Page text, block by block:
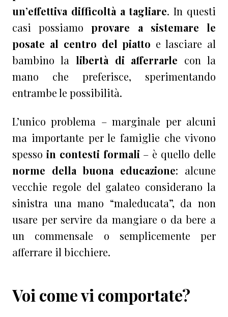
un’effettiva difficoltà a tagliare. In questi
casi possiamoprovare a sistemare le
posate al centro del piatto e lasciare al
bambino la libertà di afferrarle con la
mano che preferisce, sperimentando
entrambe le possibilità.
L’unico problema – marginale per alcuni
ma importante per le famiglie che vivono
spesso in contesti formali – è quello delle
norme della buona educazione: alcune
vecchie regole del galateo considerano la
sinistra una mano “maleducata”, da non
usare per servire da mangiare o da bere a
un commensale o semplicemente per
afferrare il bicchiere.
Voi come vi comportate?